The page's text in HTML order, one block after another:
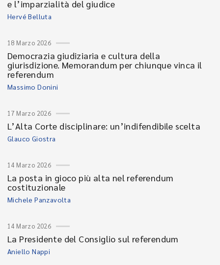
e l’imparzialità del giudice
Hervé Belluta
18 Marzo 2026
Democrazia giudiziaria e cultura della
giurisdizione. Memorandum per chiunque vinca il
referendum
Massimo Donini
17 Marzo 2026
L’Alta Corte disciplinare: un’indifendibile scelta
Glauco Giostra
14 Marzo 2026
La posta in gioco più alta nel referendum
costituzionale
Michele Panzavolta
14 Marzo 2026
La Presidente del Consiglio sul referendum
Aniello Nappi